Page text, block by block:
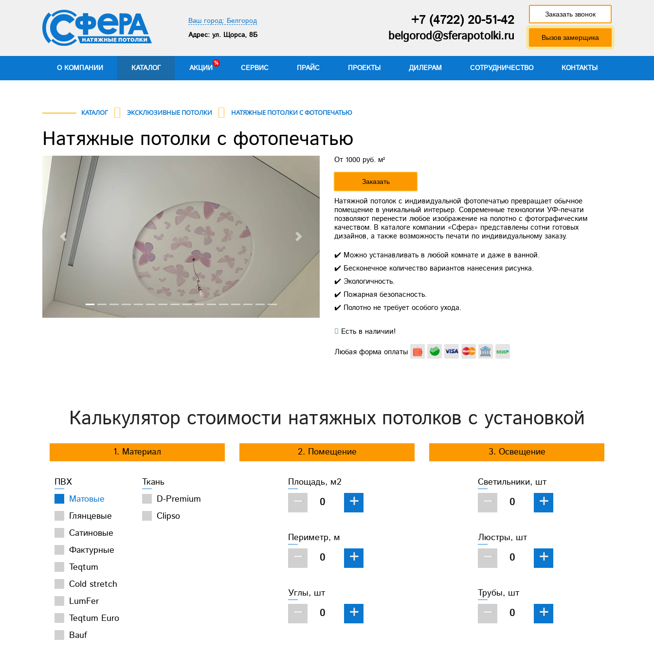
Ваш город: Белгород
Адрес: ул. Щорса, 8Б
+7 (4722) 20-51-42
belgorod@sferapotolki.ru
Заказать звонок
Вызов замерщика
О КОМПАНИИ КАТАЛОГ АКЦИИ СЕРВИС ПРАЙС ПРОЕКТЫ ДИЛЕРАМ СОТРУДНИЧЕСТВО КОНТАКТЫ
КАТАЛОГ ЭКСКЛЮЗИВНЫЕ ПОТОЛКИ НАТЯЖНЫЕ ПОТОЛКИ С ФОТОПЕЧАТЬЮ
Натяжные потолки с фотопечатью
Previous Next
От 1000 руб. м²
Заказать
Натяжной потолок с индивидуальной фотопечатью превращает обычное
помещение в уникальный интерьер. Современные технологии УФ-печати
позволяют перенести любое изображение на полотно с фотографическим
качеством. В каталоге компании «Сфера» представлены сотни готовых
дизайнов, а также возможность печати по индивидуальному заказу.
✔️ Можно устанавливать в любой комнате и даже в ванной.
✔️ Бесконечное количество вариантов нанесения рисунка.
✔️ Экологичность.
✔️ Пожарная безопасность.
✔️ Полотно не требует особого ухода.
Есть в наличии!
Любая форма оплаты
Калькулятор стоимости натяжных потолков с установкой
1. Материал
ПВХ
Матовые
Глянцевые
Сатиновые
Фактурные
Teqtum
Cold stretch
LumFer
Teqtum Euro
Bauf
Ткань
D-Premium
Clipso
2. Помещение
Площадь, м2
− +
Периметр, м
− +
Углы, шт
− +
3. Освещение
Светильники, шт
− +
Люстры, шт
− +
Трубы, шт
− +